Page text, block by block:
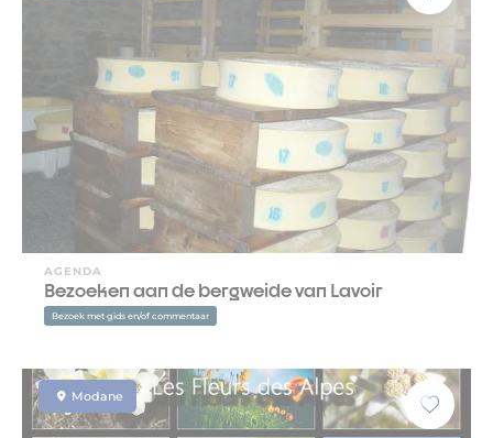
AGENDA
Bezoeken aan de bergweide van Lavoir
Bezoek met gids en/of commentaar
Modane